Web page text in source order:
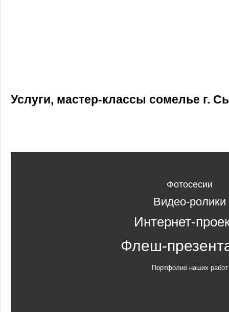
Услуги, мастер-классы сомелье г.
Фотосесии
Видео-ролики
Интернет-
Флеш-
Портфолио наших работ